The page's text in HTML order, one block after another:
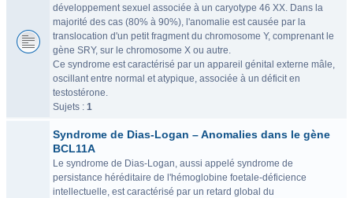
développement sexuel associée à un caryotype 46 XX. Dans la
majorité des cas (80% à 90%), l'anomalie est causée par la
translocation d'un petit fragment du chromosome Y, comprenant le
gène SRY, sur le chromosome X ou autre.
Ce syndrome est caractérisé par un appareil génital externe mâle,
oscillant entre normal et atypique, associée à un déficit en
testostérone.
Sujets : 1
Syndrome de Dias-Logan – Anomalies dans le gène
BCL11A
Le syndrome de Dias-Logan, aussi appelé syndrome de
persistance héréditaire de l'hémoglobine foetale-déficience
intellectuelle, est caractérisé par un retard global du